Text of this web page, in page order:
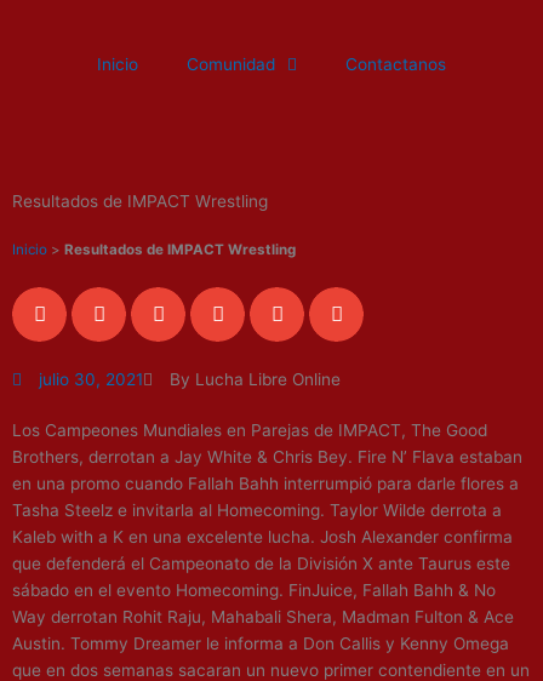
Inicio Comunidad Contactanos
Resultados de IMPACT Wrestling
Inicio > Resultados de IMPACT Wrestling
julio 30, 2021 By Lucha Libre Online
Los Campeones Mundiales en Parejas de IMPACT, The Good
Brothers, derrotan a Jay White & Chris Bey. Fire N’ Flava estaban
en una promo cuando Fallah Bahh interrumpió para darle flores a
Tasha Steelz e invitarla al Homecoming. Taylor Wilde derrota a
Kaleb with a K en una excelente lucha. Josh Alexander confirma
que defenderá el Campeonato de la División X ante Taurus este
sábado en el evento Homecoming. FinJuice, Fallah Bahh & No
Way derrotan Rohit Raju, Mahabali Shera, Madman Fulton & Ace
Austin. Tommy Dreamer le informa a Don Callis y Kenny Omega
que en dos semanas sacaran un nuevo primer contendiente en un